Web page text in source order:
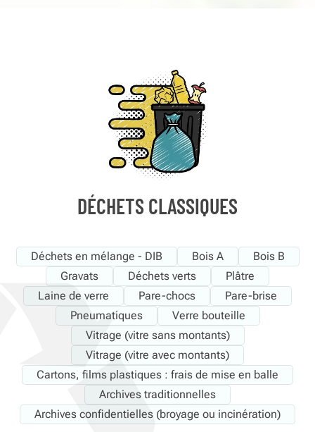
DÉCHETS CLASSIQUES
Déchets en mélange - DIB Bois A
Bois B
Gravats
Déchets verts
Plâtre
Laine de verre
Pare-chocs
Pare-brise
Pneumatiques
Verre bouteille
Vitrage (vitre sans montants)
Vitrage (vitre avec montants)
Cartons, films plastiques : frais de mise en balle
Archives traditionnelles
Archives confidentielles (broyage ou incinération)